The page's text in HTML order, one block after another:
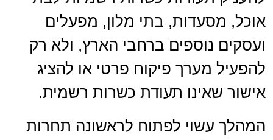
אוכל, מסעדות, בתי מלון, מפעלים
ועסקים נוספים ברחבי הארץ, ולא רק
להפעיל מערך פיקוח פרטי או להציג
אישור שאינו תעודת כשרות רשמית.
המהלך עשוי לפתוח לראשונה תחרות